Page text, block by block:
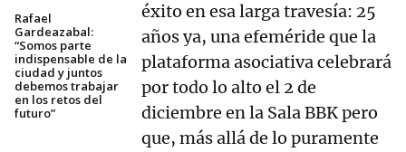
Rafael
Gardeazabal:
“Somos parte
indispensable de la
ciudad y juntos
debemos trabajar
en los retos del
futuro”
éxito en esa larga travesía: 25
años ya, una efeméride que la
plataforma asociativa celebrará
por todo lo alto el 2 de
diciembre en la Sala BBK pero
que, más allá de lo puramente